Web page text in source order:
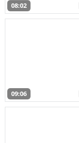
08:02
09:06